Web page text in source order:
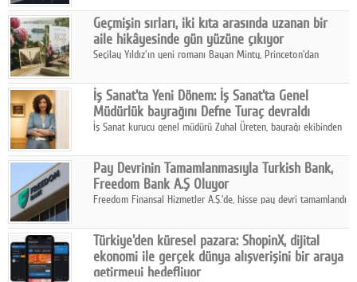
biri konumunda.
Geçmişin sırları, iki kıta arasında uzanan bir
aile hikâyesinde gün yüzüne çıkıyor
Seçilay Yıldız'ın yeni romanı Bayan Minty, Princeton'dan
katmanlı bir aile hikâyesi anlatıyor.
İş Sanat'ta Yeni Dönem: İş Sanat'ta Genel
Müdürlük bayrağını Defne Turaç devraldı
İş Sanat kurucu genel müdürü Zuhal Üreten, bayrağı ekibinden
Pay Devrinin Tamamlanmasıyla Turkish Bank,
Freedom Bank A.Ş Oluyor
Freedom Finansal Hizmetler A.Ş.'de, hisse pay devri tamamlandı
Turkish Bank'ın ticaret unvanının “Freedom Bank A.Ş.” olmasına
karar verildi.
Türkiye'den küresel pazara: ShopinX, dijital
ekonomi ile gerçek dünya alışverişini bir araya
getirmeyi hedefliyor